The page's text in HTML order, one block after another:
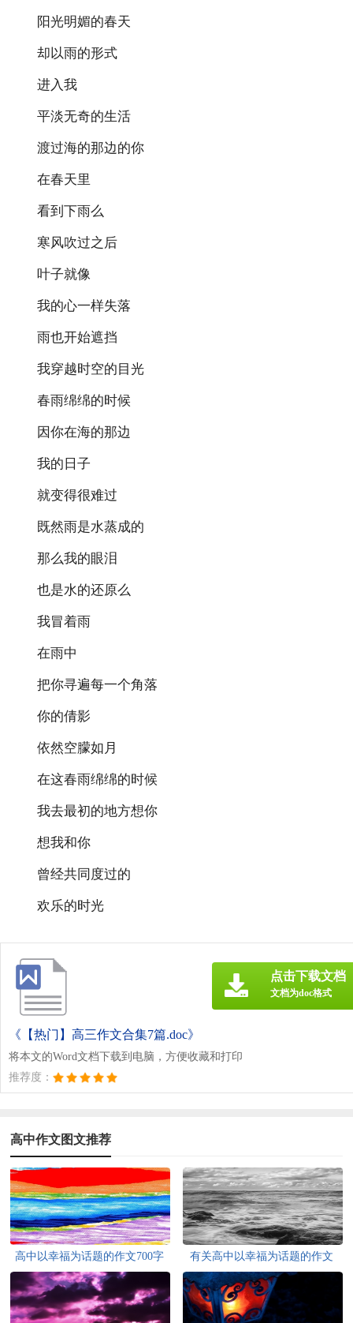
阳光明媚的春天
却以雨的形式
进入我
平淡无奇的生活
渡过海的那边的你
在春天里
看到下雨么
寒风吹过之后
叶子就像
我的心一样失落
雨也开始遮挡
我穿越时空的目光
春雨绵绵的时候
因你在海的那边
我的日子
就变得很难过
既然雨是水蒸成的
那么我的眼泪
也是水的还原么
我冒着雨
在雨中
把你寻遍每一个角落
你的倩影
依然空朦如月
在这春雨绵绵的时候
我去最初的地方想你
想我和你
曾经共同度过的
欢乐的时光
《【热门】高三作文合集7篇.doc》
将本文的Word文档下载到电脑，方便收藏和打印
推荐度：
点击下载文档
文档为doc格式
高中作文图文推荐
高中以幸福为话题的作文700字
锦集九篇
有关高中以幸福为话题的作文
600字锦集六篇